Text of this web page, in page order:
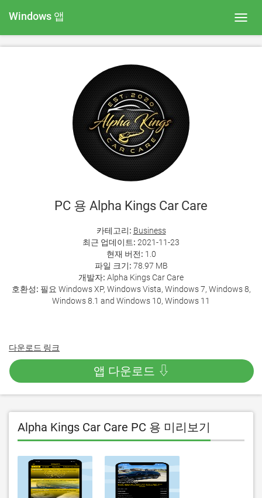
Windows 앱
PC 용 Alpha Kings Car Care
카테고리: Business
최근 업데이트: 2021-11-23
현재 버전: 1.0
파일 크기: 78.97 MB
개발자: Alpha Kings Car Care
호환성: 필요 Windows XP, Windows Vista, Windows 7, Windows 8,
Windows 8.1 and Windows 10, Windows 11
다운로드 링크
앱 다운로드 ⇩
Alpha Kings Car Care PC 용 미리보기